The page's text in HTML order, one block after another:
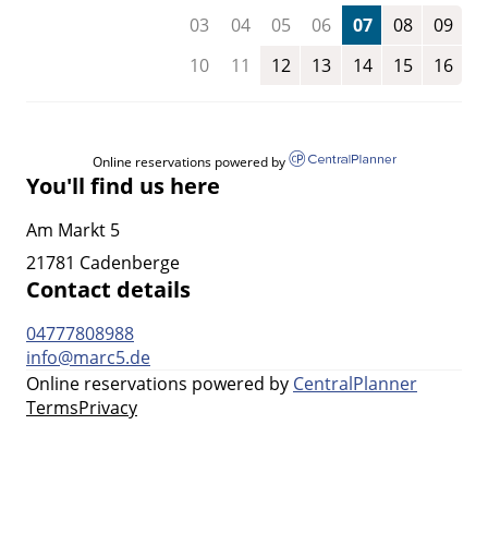
03
04 05 06 07 08
09
10
11 12 13 14 15 16
Online reservations powered by
You'll find us here
Am Markt 5
21781 Cadenberge
Contact details
04777808988
info@marc5.de
Online reservations powered by CentralPlanner
TermsPrivacy